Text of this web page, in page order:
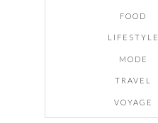
FOOD
LIFESTYLE
MODE
TRAVEL
VOYAGE